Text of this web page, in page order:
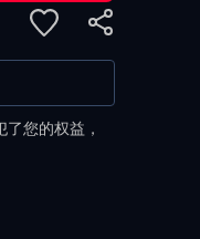
您的权益，